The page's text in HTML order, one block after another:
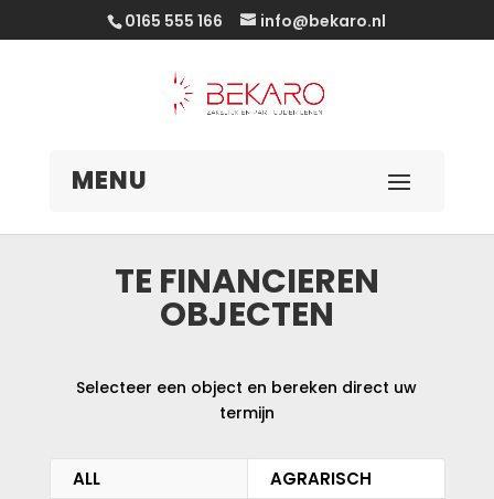
0165 555 166 info@bekaro.nl
TE FINANCIEREN
OBJECTEN
Selecteer een object en bereken direct uw
termijn
ALL
AGRARISCH